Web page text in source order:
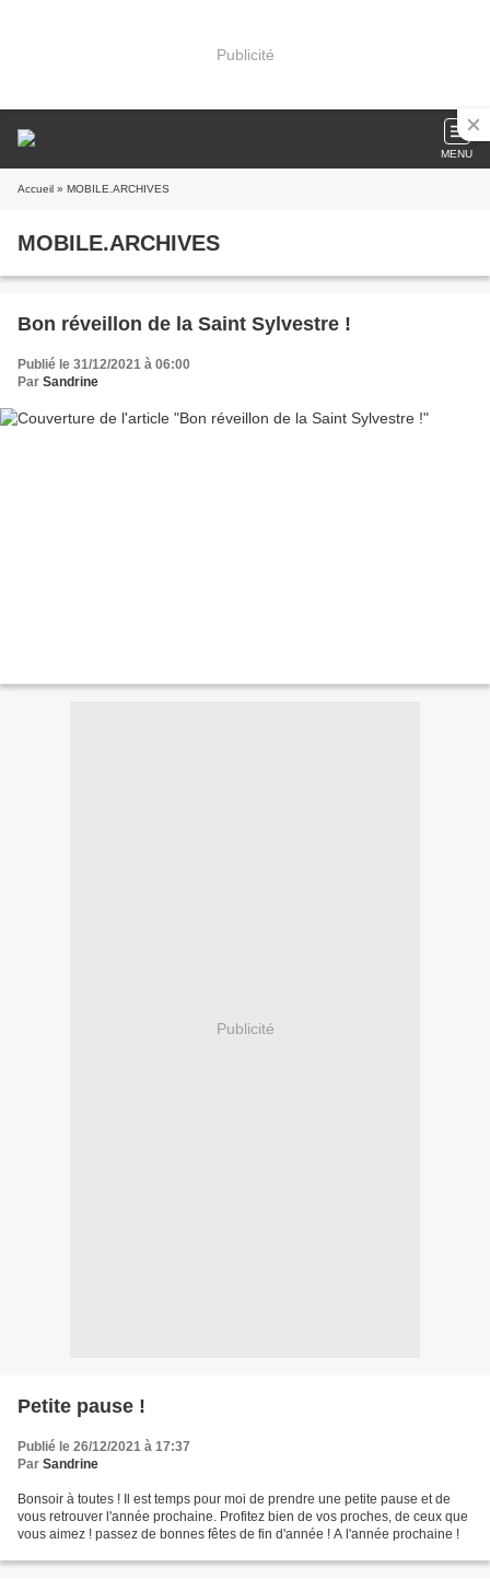
Publicité
MENU
Accueil » MOBILE.ARCHIVES
MOBILE.ARCHIVES
Bon réveillon de la Saint Sylvestre !
Publié le 31/12/2021 à 06:00
Par Sandrine
Publicité
Petite pause !
Publié le 26/12/2021 à 17:37
Par Sandrine
Bonsoir à toutes ! Il est temps pour moi de prendre une petite pause et de
vous retrouver l'année prochaine. Profitez bien de vos proches, de ceux que
vous aimez ! passez de bonnes fêtes de fin d'année ! A l'année prochaine !